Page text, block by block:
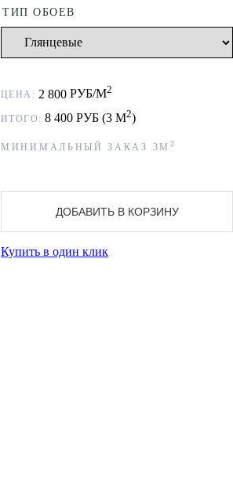
ТИП ОБОЕВ
ЦЕНА: 2 800 РУБ/М2
ИТОГО: 8 400 РУБ (3 М2)
МИНИМАЛЬНЫЙ ЗАКАЗ 3М2
ДОБАВИТЬ В КОРЗИНУ
Купить в один клик